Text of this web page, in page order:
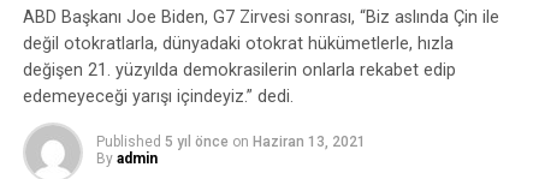
ABD Başkanı Joe Biden, G7 Zirvesi sonrası, “Biz aslında Çin ile
değil otokratlarla, dünyadaki otokrat hükümetlerle, hızla
değişen 21. yüzyılda demokrasilerin onlarla rekabet edip
edemeyeceği yarışı içindeyiz.” dedi.
Published 5 yıl önce on Haziran 13, 2021
By admin